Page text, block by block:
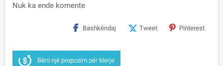
Nuk ka ende komente
Bashkëndaj Tweet Pinterest
Bëni një propozim për blerje